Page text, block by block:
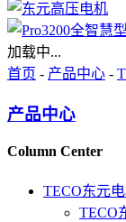
加载中...
首页 - 产品中心 -
产品中心
Column Center
TECO东元
TECO